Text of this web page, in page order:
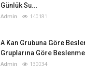
Günlük Su...
Admin 140181
A Kan Grubuna Göre
Gruplarına Göre
Admin 130034